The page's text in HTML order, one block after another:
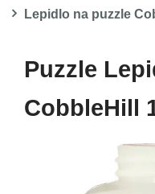
Lepidlo na puzzle
Puzzle
CobbleHill